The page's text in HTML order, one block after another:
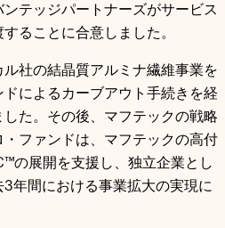
テッジパートナーズがサービス
ることに合意しました。
社の結晶質アルミナ繊維事業を
によるカーブアウト手続きを経
た。その後、マフテックの戦略
ファンドは、マフテックの高付
の展開を支援し、独立企業とし
年間における事業拡大の実現に